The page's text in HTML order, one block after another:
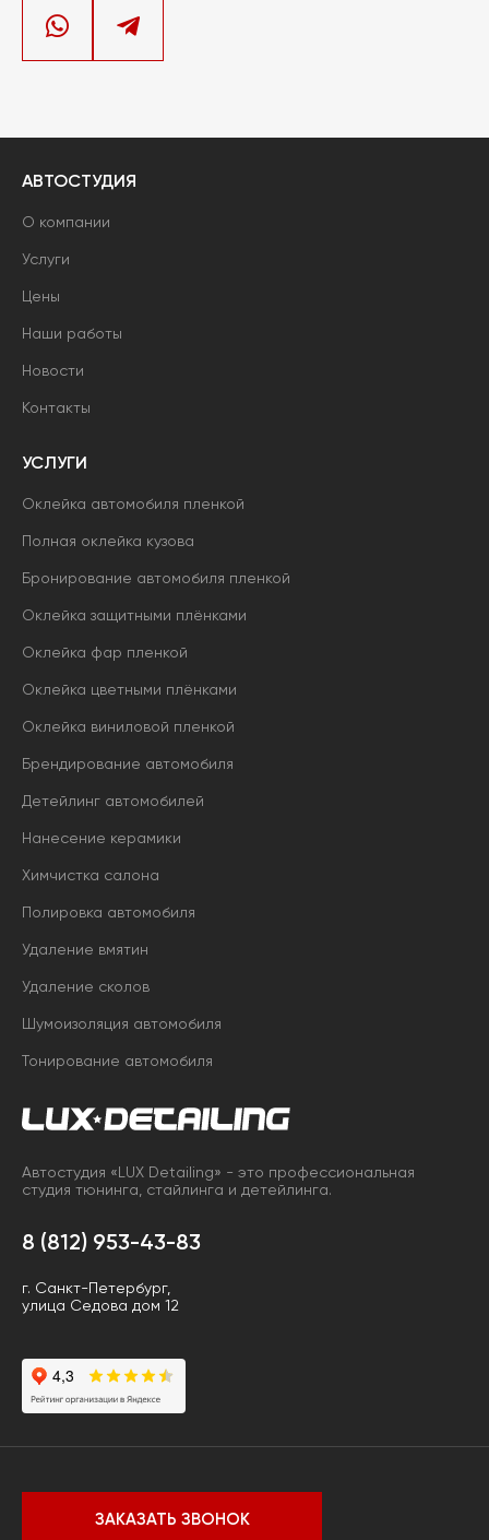
АВТОСТУДИЯ
О компании
Услуги
Цены
Наши работы
Новости
Контакты
УСЛУГИ
Оклейка автомобиля пленкой
Полная оклейка кузова
Бронирование автомобиля пленкой
Оклейка защитными плёнками
Оклейка фар пленкой
Оклейка цветными плёнками
Оклейка виниловой пленкой
Брендирование автомобиля
Детейлинг автомобилей
Нанесение керамики
Химчистка салона
Полировка автомобиля
Удаление вмятин
Удаление сколов
Шумоизоляция автомобиля
Тонирование автомобиля
Автостудия «LUX Detailing» - это профессиональная
студия тюнинга, стайлинга и детейлинга.
8 (812) 953-43-83
г. Санкт-Петербург,
улица Седова дом 12
ЗАКАЗАТЬ ЗВОНОК